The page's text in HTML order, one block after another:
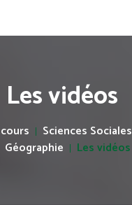
Les vidéos
Sciences Sociales
Géographie
Les vidéos